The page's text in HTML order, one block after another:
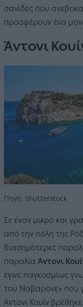
σανίδες που
προσφέρουν ένα
Άντονι
Πηγή: Shutterstock
Σε έναν μικρό και
από την πόλη της
διασημότερες
παραλία Άντονι
έγινε παγκοσμίως
του Ναβαρόνε» που
Άντονι Κουίν